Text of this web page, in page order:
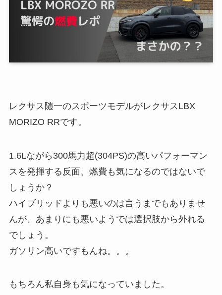
レクサス随一のスポーツモデルがレクサスLBX
MORIZO RRです。
1.6Lながら300馬力超(304PS)の高いパフォーマン
スを発揮する反面、燃費も気になるのではないで
しょうか？
ハイブリッドよりも悪いのは言うまでもありませ
んが、あまりにも悪いようでは選択肢から外れる
でしょう。
ガソリン高いですもんね。。。
もちろん私自身も気になっていました。